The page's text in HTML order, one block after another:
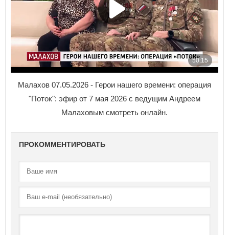
Малахов 07.05.2026 - Герои нашего времени: операция
"Поток": эфир от 7 мая 2026 с ведущим Андреем
Малаховым смотреть онлайн.
ПРОКОММЕНТИРОВАТЬ